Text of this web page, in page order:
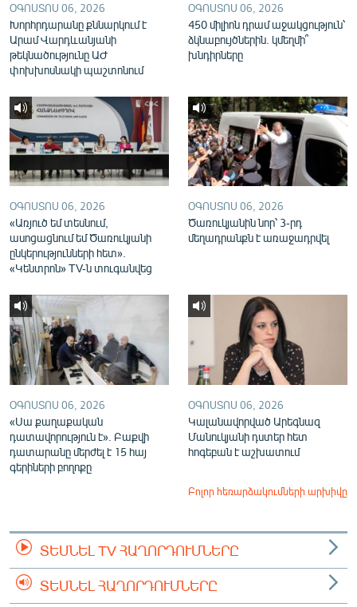
ՕԳՈՍՏՈՍ 06, 2026
Խորհրդարանը քննարկում է
Արամ Վարդևանյանի
թեկնածությունը ԱԺ
փոխխոսնակի պաշտոնում
ՕԳՈՍՏՈՍ 06, 2026
450 միլիոն դրամ աջակցություն՝
ձկնաբույծներին. կմեղմի՞
խնդիրները
ՕԳՈՍՏՈՍ 06, 2026
«Առյուծ եմ տեսնում,
ասոցացնում եմ Ծառուկյանի
ընկերությունների հետ».
«Կենտրոն» TV-ն տուգանվեց
ՕԳՈՍՏՈՍ 06, 2026
Ծառուկյանին նոր՝ 3-րդ
մեղադրանքն է առաջադրվել
ՕԳՈՍՏՈՍ 06, 2026
«Սա քաղաքական
դատավորություն է». Բաքվի
դատարանը մերժել է 15 հայ
գերիների բողոքը
ՕԳՈՍՏՈՍ 06, 2026
Կալանավորված Արեգնազ
Մանուկյանի դստեր հետ
հոգեբան է աշխատում
Բոլոր հեռարձակումների արխիվը
ՏԵՍՆԵԼ TV ՀԱՂՈՐԴՈՒՄՆԵՐԸ
ՏԵՍՆԵԼ ՀԱՂՈՐԴՈՒՄՆԵՐԸ